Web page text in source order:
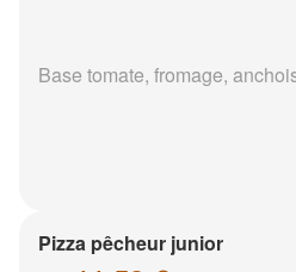
Base tomate, fromage,
Pizza pêcheur junior